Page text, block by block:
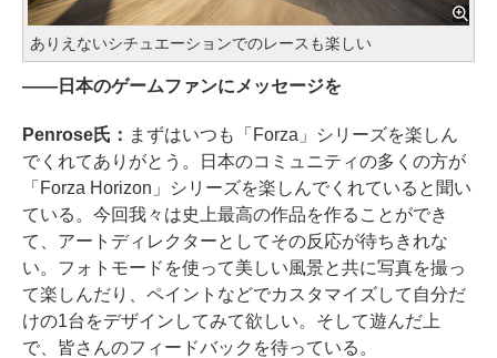
ありえないシチュエーションでのレースも楽しい
――日本のゲームファンにメッセージを
Penrose氏： まずはいつも「Forza」シリーズを楽しん
でくれてありがとう。日本のコミュニティの多くの方が
「Forza Horizon」シリーズを楽しんでくれていると聞い
ている。今回我々は史上最高の作品を作ることができ
て、アートディレクターとしてその反応が待ちきれな
い。フォトモードを使って美しい風景と共に写真を撮っ
て楽しんだり、ペイントなどでカスタマイズして自分だ
けの1台をデザインしてみて欲しい。そして遊んだ上
で、皆さんのフィードバックを待っている。